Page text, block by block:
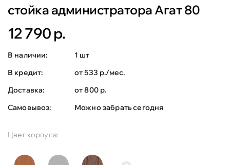
стойка администратора Агат 80
12 790 р.
В наличии:
1 шт
В кредит:
от 533 р./мес.
Доставка:
от 800 р.
Самовывоз:
Можно забрать сегодня
Цвет корпуса: